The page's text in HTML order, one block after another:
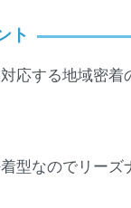
ト
応する地域密着
型なのでリーズ